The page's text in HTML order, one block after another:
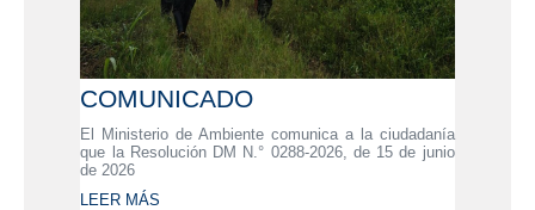
COMUNICADO
El Ministerio de Ambiente comunica a la ciudadanía
que la Resolución DM N.° 0288-2026, de 15 de junio
de 2026
LEER MÁS